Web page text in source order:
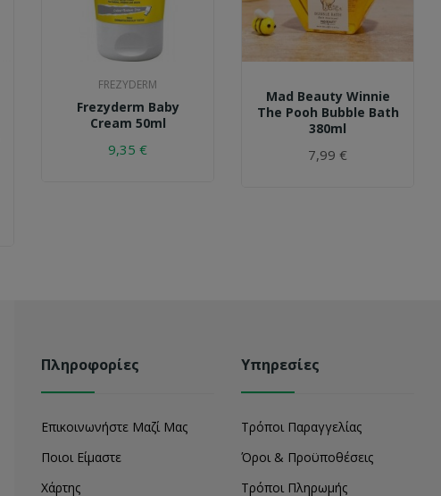
FREZYDERM
Frezyderm Baby
Cream 50ml
9,35 €
Mad Beauty Winnie
The Pooh Bubble Bath
380ml
7,99 €
Πληροφορίες
Επικοινωνήστε Μαζί Μας
Ποιοι Είμαστε
Χάρτης
Υπηρεσίες
Τρόποι Παραγγελίας
Όροι & Προϋποθέσεις
Τρόποι Πληρωμής